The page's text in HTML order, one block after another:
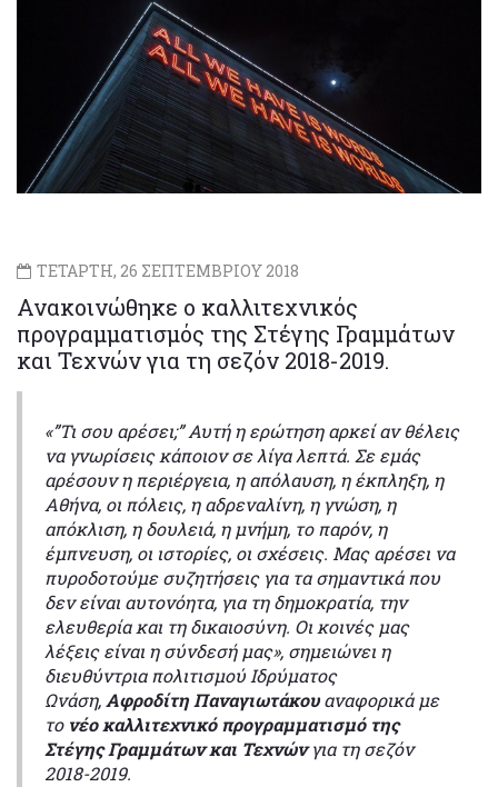
ΤΕΤΑΡΤΗ, 26 ΣΕΠΤΕΜΒΡΙΟΥ 2018
Ανακοινώθηκε ο καλλιτεχνικός
προγραμματισμός της Στέγης Γραμμάτων
και Τεχνών για τη σεζόν 2018-2019.
«”Τι σου αρέσει;” Αυτή η ερώτηση αρκεί αν θέλεις
να γνωρίσεις κάποιον σε λίγα λεπτά. Σε εμάς
αρέσουν η περιέργεια, η απόλαυση, η έκπληξη, η
Αθήνα, οι πόλεις, η αδρεναλίνη, η γνώση, η
απόκλιση, η δουλειά, η μνήμη, το παρόν, η
έμπνευση, οι ιστορίες, οι σχέσεις. Μας αρέσει να
πυροδοτούμε συζητήσεις για τα σημαντικά που
δεν είναι αυτονόητα, για τη δημοκρατία, την
ελευθερία και τη δικαιοσύνη. Οι κοινές μας
λέξεις είναι η σύνδεσή μας», σημειώνει η
διευθύντρια πολιτισμού Ιδρύματος
Ωνάση,Αφροδίτη Παναγιωτάκουαναφορικά με
το νέο καλλιτεχνικό προγραμματισμό της
Στέγης Γραμμάτων και Τεχνώνγια τη σεζόν
2018-2019.